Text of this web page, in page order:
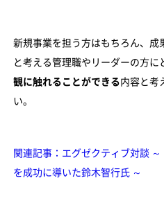
新規事業を担う方はもちろん、成
と考える管理職やリーダーの方に
観に触れることができる内容と考
い。
関連記事：エグゼクティブ対談
を成功に導いた鈴木智行氏 ～